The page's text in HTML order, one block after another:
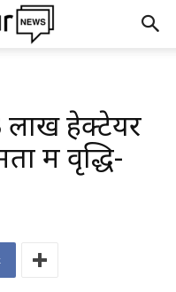
लाख हेक्टेयर
में वृद्धि-